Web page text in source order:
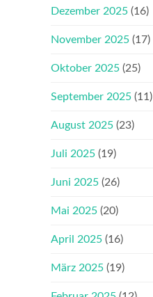
Dezember 2025 (16)
November 2025 (17)
Oktober 2025 (25)
September 2025 (11)
August 2025 (23)
Juli 2025 (19)
Juni 2025 (26)
Mai 2025 (20)
April 2025 (16)
März 2025 (19)